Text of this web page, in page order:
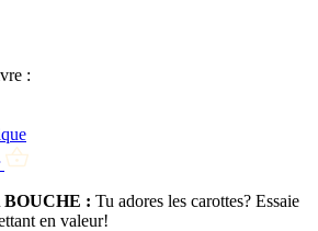
:
: Tu adores les carottes? Essaie
en valeur!